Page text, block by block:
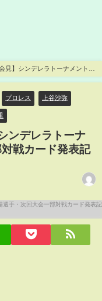
見】シンデレラトーナメント出
】
プロレス 上谷沙弥
ンデレラトーナ
戦カード発表記